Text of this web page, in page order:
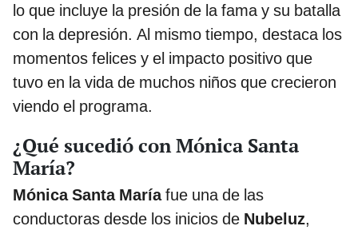
lo que incluye la presión de la fama y su batalla
con la depresión. Al mismo tiempo, destaca los
momentos felices y el impacto positivo que
tuvo en la vida de muchos niños que crecieron
viendo el programa.
¿Qué sucedió con Mónica Santa
María?
Mónica Santa Maríafue una de las
conductoras desde los inicios de Nubeluz,